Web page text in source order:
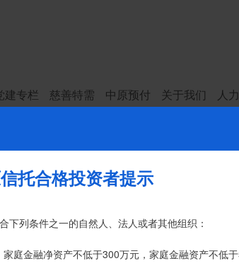
建专栏 慈善特需 中原预付 关于我们 人
亿
特别提示
资者本人亲自操作完成，不得由他人代办。
金应根据信托合同约定转入我司信托产品的银行专
托合格投资者提示
下列条件之一的自然人、法人或者其他组织：
庭金融净资产不低于300万元，家庭金融资产不低